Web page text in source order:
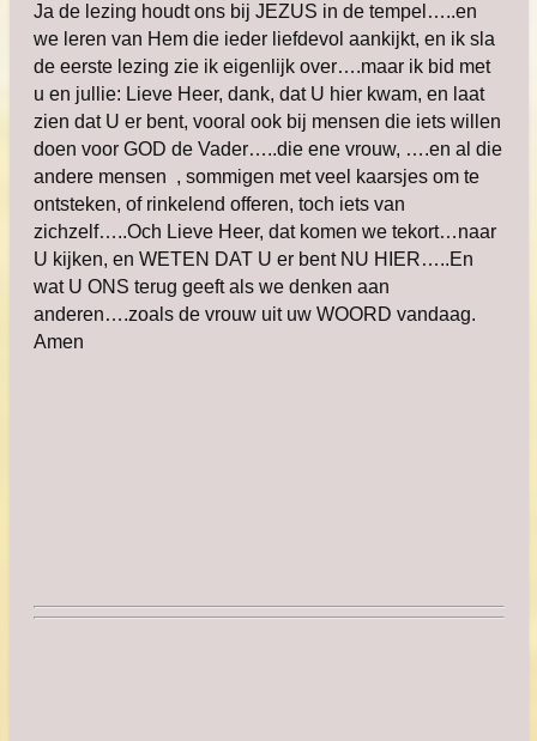
Ja de lezing houdt ons bij JEZUS in de tempel…..en
we leren van Hem die ieder liefdevol aankijkt, en ik sla
de eerste lezing zie ik eigenlijk over….maar ik bid met
u en jullie: Lieve Heer, dank, dat U hier kwam, en laat
zien dat U er bent, vooral ook bij mensen die iets willen
doen voor GOD de Vader…..die ene vrouw, ….en al die
andere mensen , sommigen met veel kaarsjes om te
ontsteken, of rinkelend offeren, toch iets van
zichzelf…..Och Lieve Heer, dat komen we tekort…naar
U kijken, en WETEN DAT U er bent NU HIER…..En
wat U ONS terug geeft als we denken aan
anderen….zoals de vrouw uit uw WOORD vandaag.
Amen